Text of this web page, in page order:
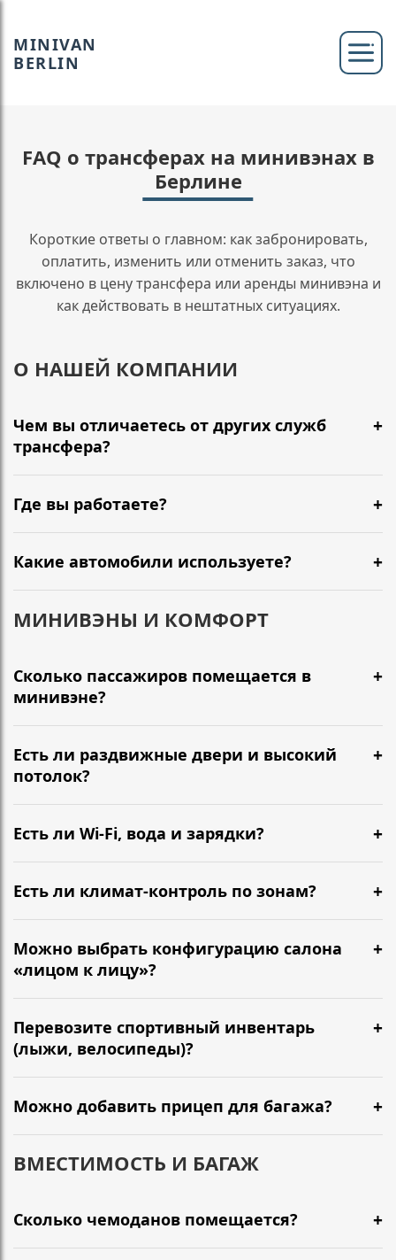
MINIVAN
BERLIN
FAQ о трансферах на минивэнах в
Берлине
Короткие ответы о главном: как забронировать,
оплатить, изменить или отменить заказ, что
включено в цену трансфера или аренды минивэна и
как действовать в нештатных ситуациях.
О НАШЕЙ КОМПАНИИ
Чем вы отличаетесь от других служб
трансфера?
Где вы работаете?
Какие автомобили используете?
МИНИВЭНЫ И КОМФОРТ
Сколько пассажиров помещается в
минивэне?
Есть ли раздвижные двери и высокий
потолок?
Есть ли Wi-Fi, вода и зарядки?
Есть ли климат-контроль по зонам?
Можно выбрать конфигурацию салона
«лицом к лицу»?
Перевозите спортивный инвентарь
(лыжи, велосипеды)?
Можно добавить прицеп для багажа?
ВМЕСТИМОСТЬ И БАГАЖ
Сколько чемоданов помещается?